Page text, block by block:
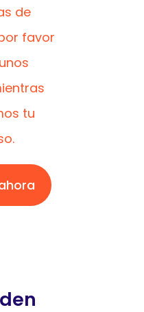
de
favor
tu